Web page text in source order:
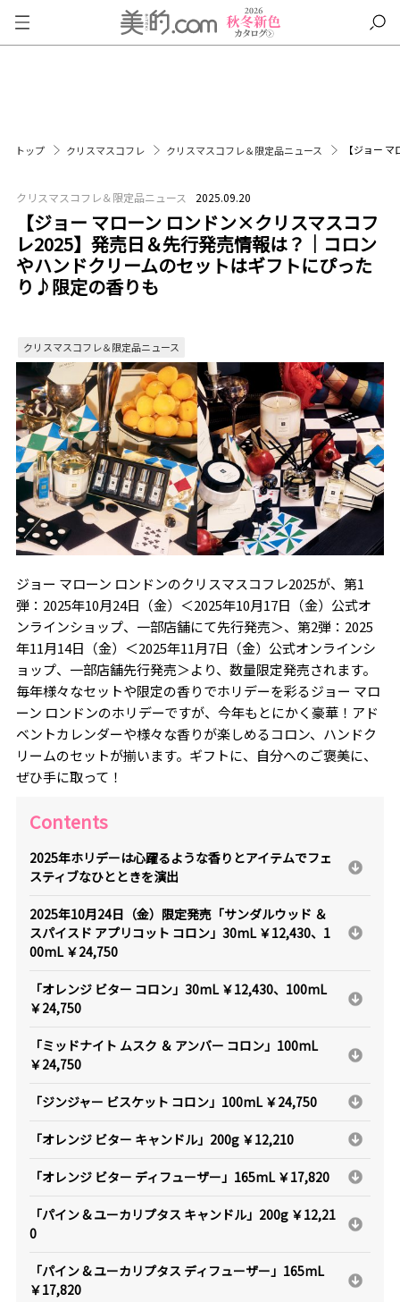
トップ クリスマスコフレ クリスマスコフレ＆限定品ニュース 【ジョー
クリスマスコフレ＆限定品ニュース 2025.09.20
【ジョー マローン ロンドン×クリスマスコフ
レ2025】発売日＆先行発売情報は？｜コロン
やハンドクリームのセットはギフトにぴった
り♪限定の香りも
クリスマスコフレ＆限定品ニュース
ジョー マローン ロンドンのクリスマスコフレ2025が、第1
弾：2025年10月24日（金）＜2025年10月17日（金）公式オ
ンラインショップ、一部店舗にて先行発売＞、第2弾：2025
年11月14日（金）＜2025年11月7日（金）公式オンラインシ
ョップ、一部店舗先行発売＞より、数量限定発売されます。
毎年様々なセットや限定の香りでホリデーを彩るジョー マロ
ーン ロンドンのホリデーですが、今年もとにかく豪華！アド
ベントカレンダーや様々な香りが楽しめるコロン、ハンドク
リームのセットが揃います。ギフトに、自分へのご褒美に、
ぜひ手に取って！
Contents
2025年ホリデーは心躍るような香りとアイテムでフェ
スティブなひとときを演出
2025年10月24日（金）限定発売「サンダルウッド ＆
スパイスド アプリコット コロン」30mL ￥12,430、1
00mL ￥24,750
「オレンジ ビター コロン」30mL ￥12,430、100mL
￥24,750
「ミッドナイト ムスク ＆ アンバー コロン」100mL
￥24,750
「ジンジャー ビスケット コロン」100mL ￥24,750
「オレンジ ビター キャンドル」200g ￥12,210
「オレンジ ビター ディフューザー」165mL ￥17,820
「パイン & ユーカリプタス キャンドル」200g ￥12,21
0
「パイン & ユーカリプタス ディフューザー」165mL
￥17,820